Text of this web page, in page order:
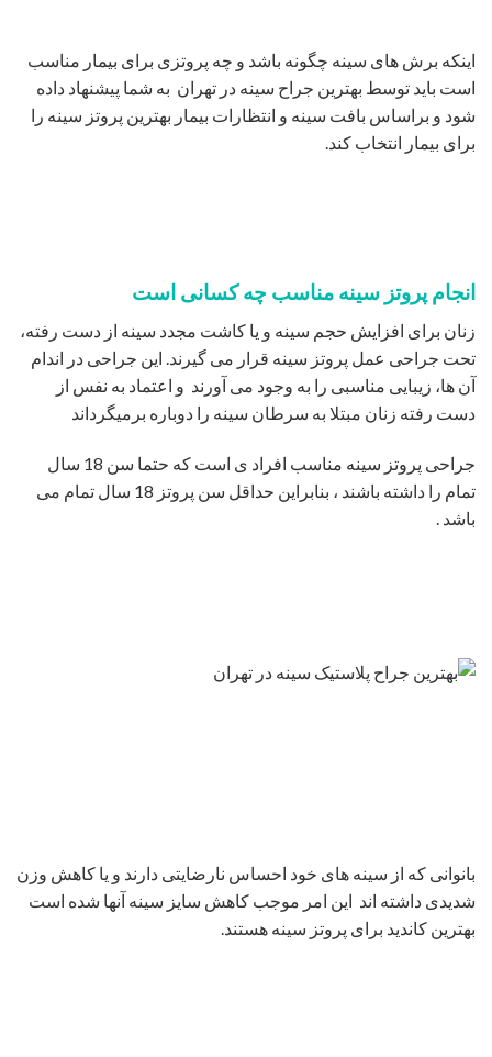
اینکه برش های سینه چگونه باشد و چه پروتزی برای بیمار مناسب
است باید توسط بهترین جراح سینه در تهران به شما پیشنهاد داده
شود و براساس بافت سینه و انتظارات بیمار بهترین پروتز سینه را
برای بیمار انتخاب کند.
انجام پروتز سینه مناسب چه کسانی است
زنان برای افزایش حجم سینه و یا کاشت مجدد سینه از دست رفته،
تحت جراحی عمل پروتز سینه قرار می گیرند. این جراحی در اندام
آن ها، زیبایی مناسبی را به وجود می آورند و اعتماد به نفس از
دست رفته زنان مبتلا به سرطان سینه را دوباره برمیگرداند
جراحی پروتز سینه مناسب افراد ی است که حتما سن 18 سال
تمام را داشته باشند ، بنابراین حداقل سن پروتز 18 سال تمام می
باشد .
بانوانی که از سینه های خود احساس نارضایتی دارند و یا کاهش وزن
شدیدی داشته اند این امر موجب کاهش سایز سینه آنها شده است
بهترین کاندید برای پروتز سینه هستند.